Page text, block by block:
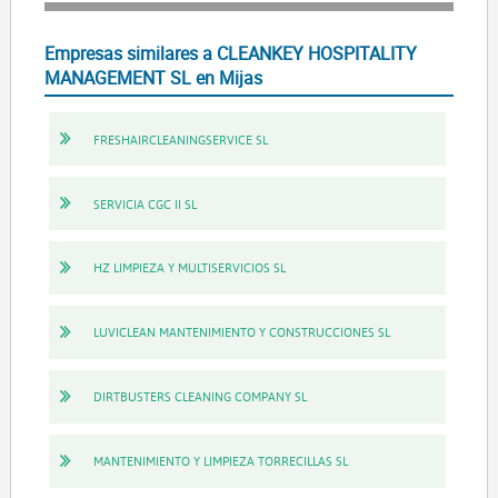
Empresas similares a CLEANKEY HOSPITALITY
MANAGEMENT SL en Mijas
FRESHAIRCLEANINGSERVICE SL
SERVICIA CGC II SL
HZ LIMPIEZA Y MULTISERVICIOS SL
LUVICLEAN MANTENIMIENTO Y CONSTRUCCIONES SL
DIRTBUSTERS CLEANING COMPANY SL
MANTENIMIENTO Y LIMPIEZA TORRECILLAS SL